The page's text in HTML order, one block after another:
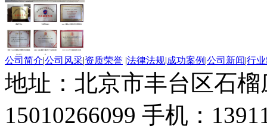
公司简介|公司风采|资质荣誉 |法律法规|成功案例 |公司新闻|行
地址：北京市丰台区石
15010266099 手机：